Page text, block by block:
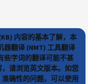
内容的基本了解，本
器翻译 (NMT) 工具翻译
些字词的翻译可能不甚
请浏览英文版本。如您
确性的问题，可以使用